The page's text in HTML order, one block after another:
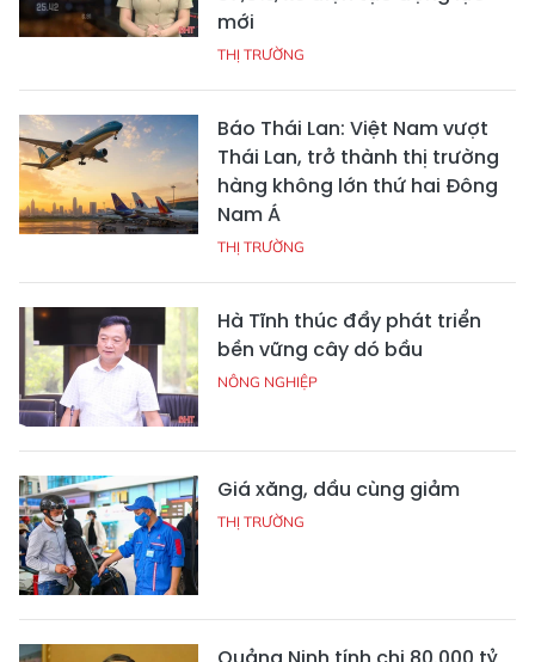
mới
THỊ TRƯỜNG
Báo Thái Lan: Việt Nam vượt
Thái Lan, trở thành thị trường
hàng không lớn thứ hai Đông
Nam Á
THỊ TRƯỜNG
Hà Tĩnh thúc đẩy phát triển
bền vững cây dó bầu
NÔNG NGHIỆP
Giá xăng, dầu cùng giảm
THỊ TRƯỜNG